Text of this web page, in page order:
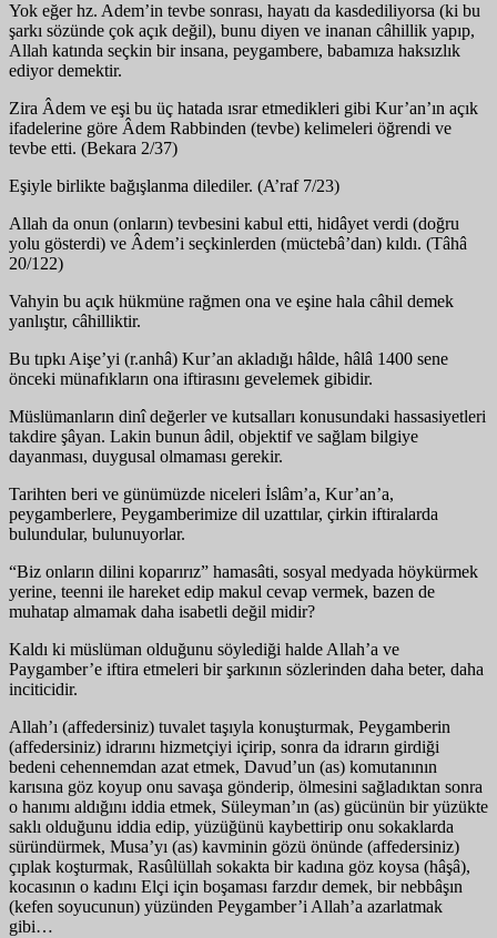
Yok eğer hz. Adem’in tevbe sonrası, hayatı da kasdediliyorsa (ki bu
şarkı sözünde çok açık değil), bunu diyen ve inanan câhillik yapıp,
Allah katında seçkin bir insana, peygambere, babamıza haksızlık
ediyor demektir.
Zira Âdem ve eşi bu üç hatada ısrar etmedikleri gibi Kur’an’ın açık
ifadelerine göre Âdem Rabbinden (tevbe) kelimeleri öğrendi ve
tevbe etti. (Bekara 2/37)
Eşiyle birlikte bağışlanma dilediler. (A’raf 7/23)
Allah da onun (onların) tevbesini kabul etti, hidâyet verdi (doğru
yolu gösterdi) ve Âdem’i seçkinlerden (müctebâ’dan) kıldı. (Tâhâ
20/122)
Vahyin bu açık hükmüne rağmen ona ve eşine hala câhil demek
yanlıştır, câhilliktir.
Bu tıpkı Aişe’yi (r.anhâ) Kur’an akladığı hâlde, hâlâ 1400 sene
önceki münafıkların ona iftirasını gevelemek gibidir.
Müslümanların dinî değerler ve kutsalları konusundaki hassasiyetleri
takdire şâyan. Lakin bunun âdil, objektif ve sağlam bilgiye
dayanması, duygusal olmaması gerekir.
Tarihten beri ve günümüzde niceleri İslâm’a, Kur’an’a,
peygamberlere, Peygamberimize dil uzattılar, çirkin iftiralarda
bulundular, bulunuyorlar.
“Biz onların dilini koparırız” hamasâti, sosyal medyada höykürmek
yerine, teenni ile hareket edip makul cevap vermek, bazen de
muhatap almamak daha isabetli değil midir?
Kaldı ki müslüman olduğunu söylediği halde Allah’a ve
Paygamber’e iftira etmeleri bir şarkının sözlerinden daha beter, daha
inciticidir.
Allah’ı (affedersiniz) tuvalet taşıyla konuşturmak, Peygamberin
(affedersiniz) idrarını hizmetçiyi içirip, sonra da idrarın girdiği
bedeni cehennemdan azat etmek, Davud’un (as) komutanının
karısına göz koyup onu savaşa gönderip, ölmesini sağladıktan sonra
o hanımı aldığını iddia etmek, Süleyman’ın (as) gücünün bir yüzükte
saklı olduğunu iddia edip, yüzüğünü kaybettirip onu sokaklarda
süründürmek, Musa’yı (as) kavminin gözü önünde (affedersiniz)
çıplak koşturmak, Rasûlüllah sokakta bir kadına göz koysa (hâşâ),
kocasının o kadını Elçi için boşaması farzdır demek, bir nebbâşın
(kefen soyucunun) yüzünden Peygamber’i Allah’a azarlatmak
gibi…